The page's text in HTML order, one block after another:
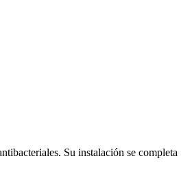
Su instalación se completa